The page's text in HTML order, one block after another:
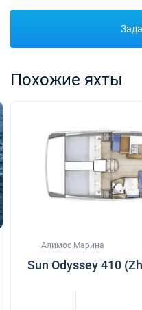
Похожие яхты
Алимос Марина
Sun Odyssey 410